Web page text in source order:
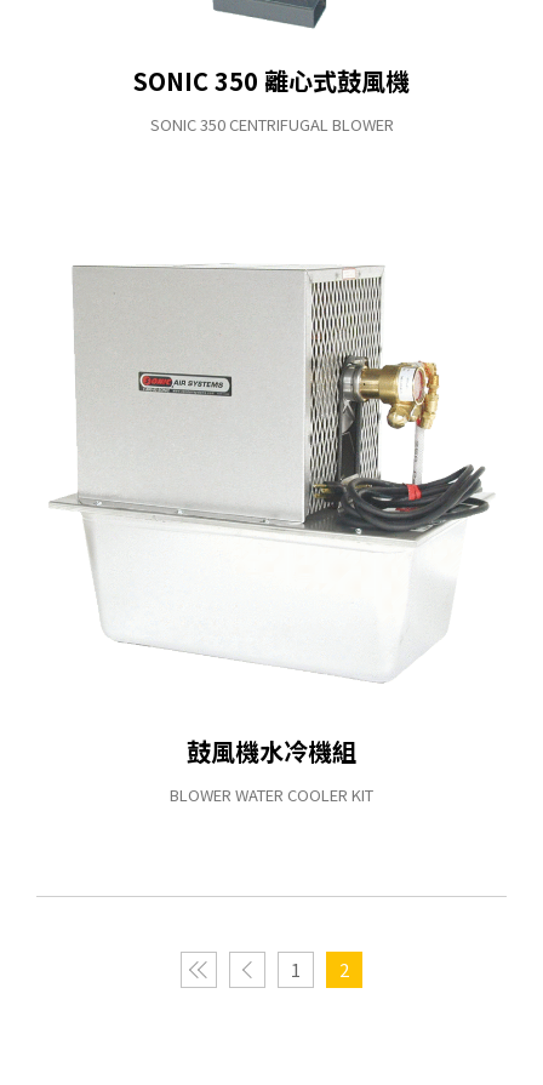
SONIC 350 離心式鼓風機
SONIC 350 CENTRIFUGAL BLOWER
鼓風機水冷機組
BLOWER WATER COOLER KIT
1 2